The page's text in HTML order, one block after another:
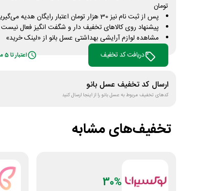
تومان
پس از ثبت نام نیز 30 هزار تومان اعتبار رایگان هدیه می‌گیرید
پیشنهاد روی کالاهای تخفیف دار و شگفت انگیز فعال نیست
مشاهده لوازم آرایشی بهداشتی عسل بانو از «لینک خرید»
دریافت کد تخفیف
اعتبار تا 5 ماه
ارسال کد تخفیف عسل بانو
کدهای تخفیف مربوط بهعسل بانورا از اینجا ارسال کنید
تخفیف‌های مشابه
30%